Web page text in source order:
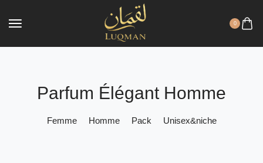
0
Parfum Élégant Homme
Femme Homme Pack Unisex&niche